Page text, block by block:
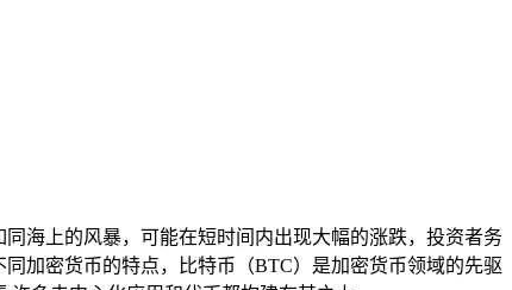
海上的风暴，可能在短时间内出现大幅的涨跌，投资者务
加密货币的特点，比特币（BTC）是加密货币领域的先驱